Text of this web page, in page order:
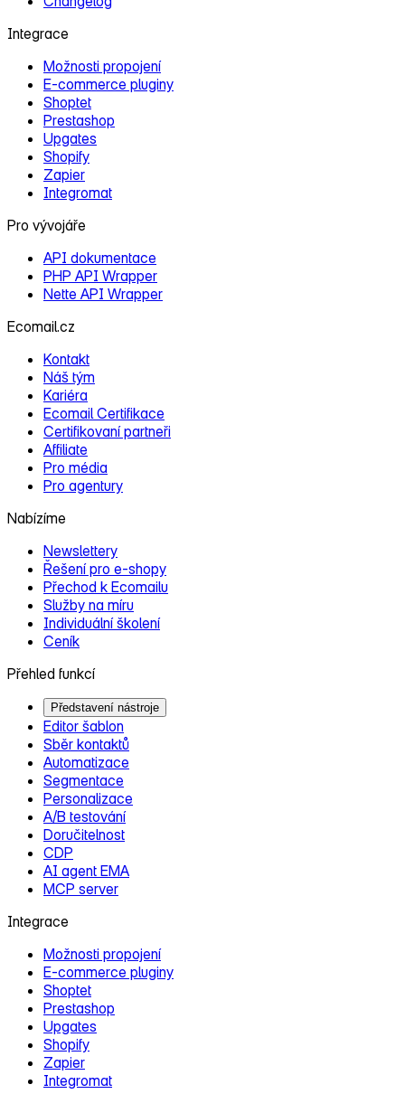
Integrace
Možnosti propojení
E‑commerce pluginy
Shoptet
Prestashop
Upgates
Shopify
Zapier
Integromat
Pro vývojáře
API dokumentace
PHP API Wrapper
Nette API Wrapper
Ecomail.cz
Kontakt
Náš tým
Kariéra
Ecomail Certifikace
Certifikovaní partneři
Affiliate
Pro média
Pro agentury
Nabízíme
Newslettery
Řešení pro e‑shopy
Přechod k Ecomailu
Služby na míru
Individuální školení
Ceník
Přehled funkcí
Představení nástroje
Editor šablon
Sběr kontaktů
Automatizace
Segmentace
Personalizace
A/B testování
Doručitelnost
CDP
AI agent EMA
MCP server
Integrace
Možnosti propojení
E‑commerce pluginy
Shoptet
Prestashop
Upgates
Shopify
Zapier
Integromat